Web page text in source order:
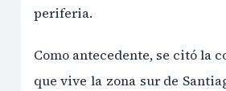
periferia.
Como antecedente, se citó la
que vive la zona sur de